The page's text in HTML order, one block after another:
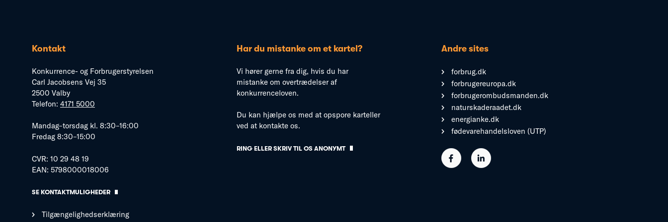
Kontakt
Konkurrence- og Forbrugerstyrelsen
Carl Jacobsens Vej 35
2500 Valby
Telefon: 4171 5000
Mandag–torsdag kl. 8:30–16:00
Fredag 8:30–15:00
CVR: 10 29 48 19
EAN: 5798000018006
SE KONTAKTMULIGHEDER
Tilgængelighedserklæring
Har du mistanke om et kartel?
Vi hører gerne fra dig, hvis du har
mistanke om overtrædelser af
konkurrenceloven.
Du kan hjælpe os med at opspore karteller
ved at kontakte os.
RING ELLER SKRIV TIL OS ANONYMT
Andre sites
forbrug.dk
forbrugereuropa.dk
forbrugerombudsmanden.dk
naturskaderaadet.dk
energianke.dk
fødevarehandelsloven (UTP)